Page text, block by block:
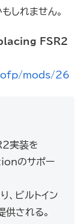
しれません。
FSR2
mods/26
実装を
のサポー
ビルトイン
供される。